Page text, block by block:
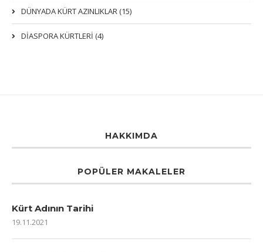
DÜNYADA KÜRT AZINLIKLAR (15)
DİASPORA KÜRTLERİ (4)
HAKKIMDA
POPÜLER MAKALELER
Kürt Adının Tarihi
19.11.2021